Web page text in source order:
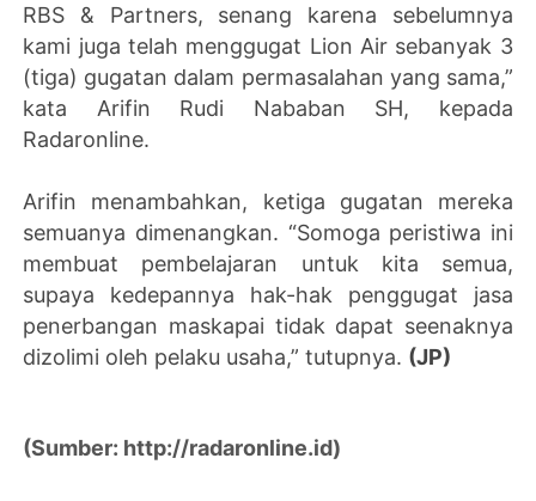
RBS & Partners, senang karena sebelumnya
kami juga telah menggugat Lion Air sebanyak 3
(tiga) gugatan dalam permasalahan yang sama,”
kata Arifin Rudi Nababan SH, kepada
Radaronline.
Arifin menambahkan, ketiga gugatan mereka
semuanya dimenangkan. “Somoga peristiwa ini
membuat pembelajaran untuk kita semua,
supaya kedepannya hak-hak penggugat jasa
penerbangan maskapai tidak dapat seenaknya
dizolimi oleh pelaku usaha,” tutupnya. (JP)
(Sumber: http://radaronline.id)